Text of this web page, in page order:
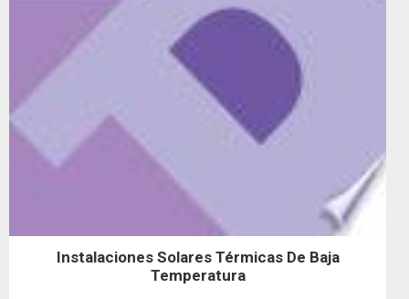
Instalaciones Solares Térmicas De Baja
Temperatura